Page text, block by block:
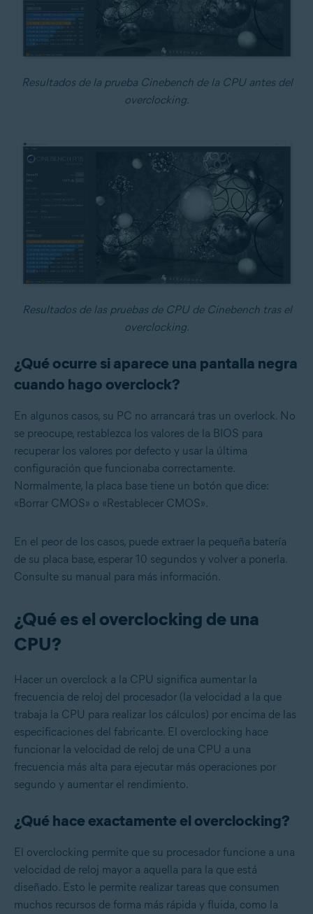
Resultados de la prueba Cinebench de la CPU antes del
overclocking.
Resultados de las pruebas de CPU de Cinebench tras el
overclocking.
¿Qué ocurre si aparece una pantalla negra
cuando hago overclock?
En algunos casos, su PC no arrancará tras un overlock. No
se preocupe, restablezca los valores de la BIOS para
recuperar los valores por defecto y usar la última
configuración que funcionaba correctamente.
Normalmente, la placa base tiene un botón que dice:
«Borrar CMOS» o «Restablecer CMOS».
En el peor de los casos, puede extraer la pequeña batería
de su placa base, esperar 10 segundos y volver a ponerla.
Consulte su manual para más información.
¿Qué es el overclocking de una
CPU?
Hacer un overclock a la CPU significa aumentar la
frecuencia de reloj del procesador (la velocidad a la que
trabaja la CPU para realizar los cálculos) por encima de las
especificaciones del fabricante. El overclocking hace
funcionar la velocidad de reloj de una CPU a una
frecuencia más alta para ejecutar más operaciones por
segundo y aumentar el rendimiento.
¿Qué hace exactamente el overclocking?
El overclocking permite que su procesador funcione a una
velocidad de reloj mayor a aquella para la que está
diseñado. Esto le permite realizar tareas que consumen
muchos recursos de forma más rápida y fluida, como la